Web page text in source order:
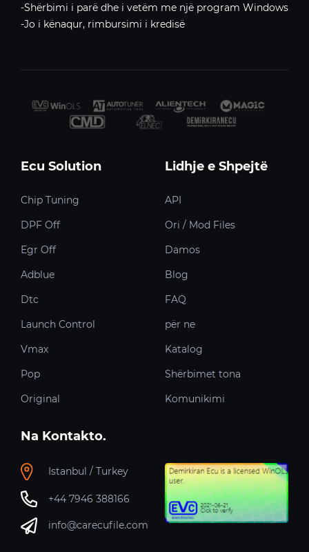
-Shërbimi i parë dhe i vetëm me një program Windows
-Jo i kënaqur, rimbursimi i kredisë
Ecu Solution
Chip Tuning
DPF Off
Egr Off
Adblue
Dtc
Launch Control
Vmax
Pop
Original
Lidhje e Shpejtë
API
Ori / Mod Files
Damos
Blog
FAQ
për ne
Katalog
Shërbimet tona
Komunikimi
Na Kontakto.
Istanbul / Turkey
+44 7946 388166
info@carecufile.com